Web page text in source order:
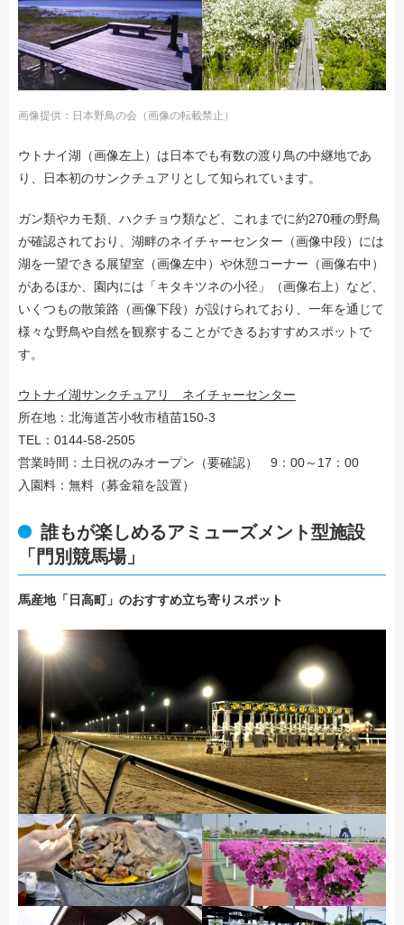
画像提供：日本野鳥の会（画像の転載禁止）
ウトナイ湖（画像左上）は日本でも有数の渡り鳥の中継地であ
り、日本初のサンクチュアリとして知られています。
ガン類やカモ類、ハクチョウ類など、これまでに約270種の野鳥
が確認されており、湖畔のネイチャーセンター（画像中段）には
湖を一望できる展望室（画像左中）や休憩コーナー（画像右中）
があるほか、園内には「キタキツネの小径」（画像右上）など、
いくつもの散策路（画像下段）が設けられており、一年を通じて
様々な野鳥や自然を観察することができるおすすめスポットで
す。
ウトナイ湖サンクチュアリ ネイチャーセンター
所在地：北海道苫小牧市植苗150-3
TEL：0144-58-2505
営業時間：土日祝のみオープン（要確認） 9：00～17：00
入園料：無料（募金箱を設置）
誰もが楽しめるアミューズメント型施設
「門別競馬場」
馬産地「日高町」のおすすめ立ち寄りスポット